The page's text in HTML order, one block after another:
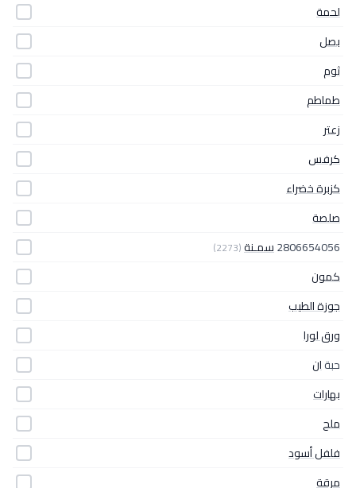
لحمة
بصل
ثوم
طماطم
زعتر
كرفس
كزبرة خضراء
صلصة
2806654056سمـنة(2273)
كمون
جوزة الطيب
ورق لورا
حبةان
بهارات
ملح
فلفل أسود
مرقة